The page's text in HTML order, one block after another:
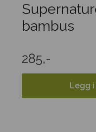
bambus
285,-
Legg